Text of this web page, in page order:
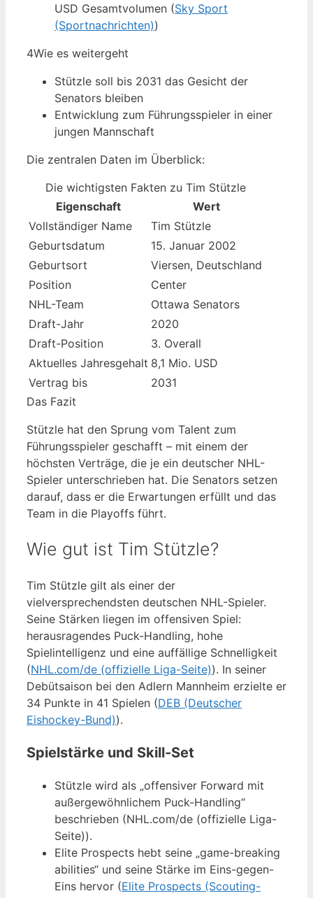
USD Gesamtvolumen (Sky Sport
(Sportnachrichten))
4Wie es weitergeht
Stützle soll bis 2031 das Gesicht der
Senators bleiben
Entwicklung zum Führungsspieler in einer
jungen Mannschaft
Die zentralen Daten im Überblick:
Die wichtigsten Fakten zu Tim Stützle
Eigenschaft
Wert
Vollständiger Name
Tim Stützle
Geburtsdatum
15. Januar 2002
Geburtsort
Viersen, Deutschland
Position
Center
NHL-Team
Ottawa Senators
Draft-Jahr
2020
Draft-Position
3. Overall
Aktuelles Jahresgehalt 8,1 Mio. USD
Vertrag bis
2031
Das Fazit
Stützle hat den Sprung vom Talent zum
Führungsspieler geschafft – mit einem der
höchsten Verträge, die je ein deutscher NHL-
Spieler unterschrieben hat. Die Senators setzen
darauf, dass er die Erwartungen erfüllt und das
Team in die Playoffs führt.
Wie gut ist Tim Stützle?
Tim Stützle gilt als einer der
vielversprechendsten deutschen NHL-Spieler.
Seine Stärken liegen im offensiven Spiel:
herausragendes Puck-Handling, hohe
Spielintelligenz und eine auffällige Schnelligkeit
(NHL.com/de (offizielle Liga-Seite)). In seiner
Debütsaison bei den Adlern Mannheim erzielte er
34 Punkte in 41 Spielen (DEB (Deutscher
Eishockey-Bund)).
Spielstärke und Skill-Set
Stützle wird als „offensiver Forward mit
außergewöhnlichem Puck-Handling“
beschrieben (NHL.com/de (offizielle Liga-
Seite)).
Elite Prospects hebt seine „game-breaking
abilities“ und seine Stärke im Eins-gegen-
Eins hervor (Elite Prospects (Scouting-